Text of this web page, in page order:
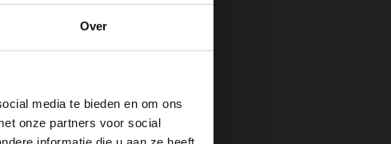
Over
media te bieden en om ons
onze partners voor social